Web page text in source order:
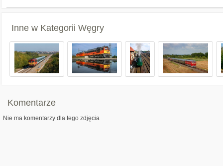
Inne w Kategorii Węgry
Komentarze
Nie ma komentarzy dla tego zdjęcia